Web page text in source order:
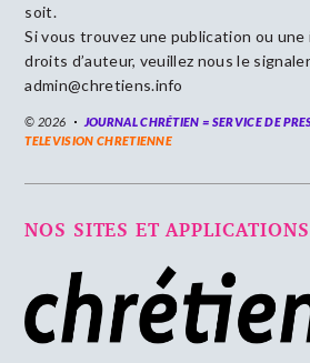
soit.
Si vous trouvez une publication ou une
droits d’auteur, veuillez nous le
admin@chretiens.info
© 2026 JOURNAL CHRÉTIEN = SERVICE DE
TELEVISION CHRETIENNE
NOS SITES ET APPLICATIONS